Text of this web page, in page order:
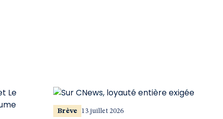
Brève 13 juillet 2026